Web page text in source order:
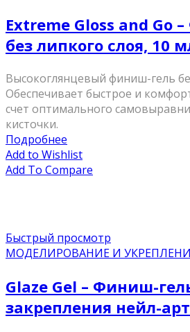
Extreme Gloss and Go
без липкого слоя, 10
Высокоглянцевый финиш-гель
Обеспечивает быстрое и
счет оптимального
кисточки.
Подробнее
Add to Wishlist
Add To Compare
Быстрый просмотр
МОДЕЛИРОВАНИЕ И
Glaze Gel – Финиш-
закрепления нейл-